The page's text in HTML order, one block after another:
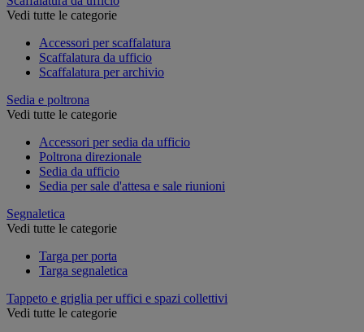
Vedi tutte le categorie
Accessori per scaffalatura
Scaffalatura da ufficio
Scaffalatura per archivio
Sedia e poltrona
Vedi tutte le categorie
Accessori per sedia da ufficio
Poltrona direzionale
Sedia da ufficio
Sedia per sale d'attesa e sale riunioni
Segnaletica
Vedi tutte le categorie
Targa per porta
Targa segnaletica
Tappeto e griglia per uffici e spazi collettivi
Vedi tutte le categorie